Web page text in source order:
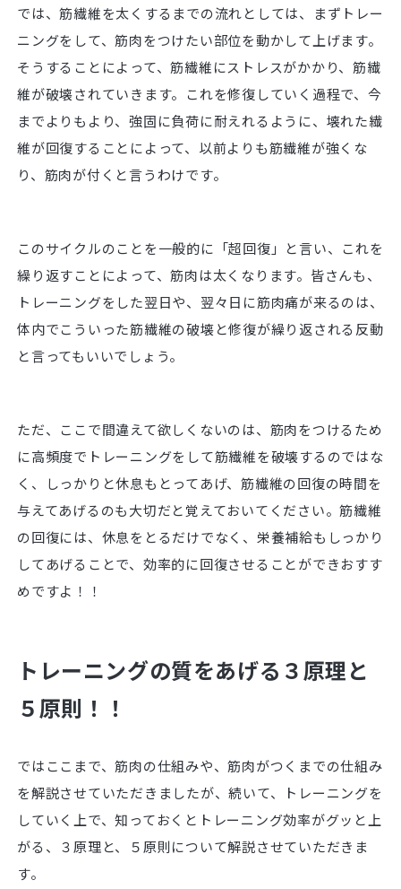
では、筋繊維を太くするまでの流れとしては、まずトレー
ニングをして、筋肉をつけたい部位を動かして上げます。
そうすることによって、筋繊維にストレスがかかり、筋繊
維が破壊されていきます。これを修復していく過程で、今
までよりもより、強固に負荷に耐えれるように、壊れた繊
維が回復することによって、以前よりも筋繊維が強くな
り、筋肉が付くと言うわけです。
このサイクルのことを一般的に「超回復」と言い、これを
繰り返すことによって、筋肉は太くなります。皆さんも、
トレーニングをした翌日や、翌々日に筋肉痛が来るのは、
体内でこういった筋繊維の破壊と修復が繰り返される反動
と言ってもいいでしょう。
ただ、ここで間違えて欲しくないのは、筋肉をつけるため
に高頻度でトレーニングをして筋繊維を破壊するのではな
く、しっかりと休息もとってあげ、筋繊維の回復の時間を
与えてあげるのも大切だと覚えておいてください。筋繊維
の回復には、休息をとるだけでなく、栄養補給もしっかり
してあげることで、効率的に回復させることができおすす
めですよ！！
トレーニングの質をあげる３原理と
５原則！！
ではここまで、筋肉の仕組みや、筋肉がつくまでの仕組み
を解説させていただきましたが、続いて、トレーニングを
していく上で、知っておくとトレーニング効率がグッと上
がる、３原理と、５原則について解説させていただきま
す。